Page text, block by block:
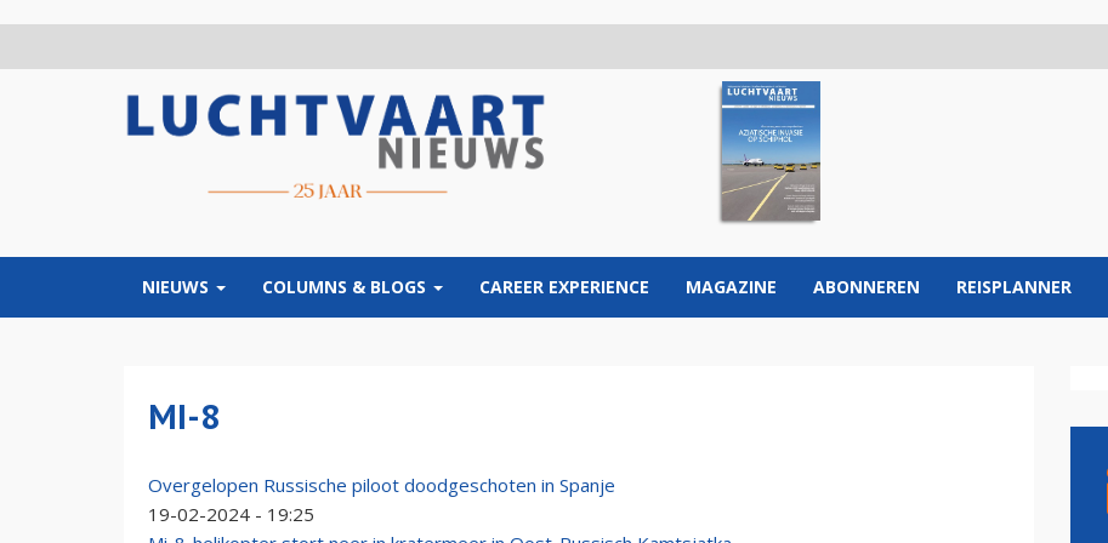
NIEUWS COLUMNS & BLOGS CAREER EXPERIENCE MAGAZINE ABONNEREN REISPLANNER
MI-8
Overgelopen Russische piloot doodgeschoten in Spanje
19-02-2024 - 19:25